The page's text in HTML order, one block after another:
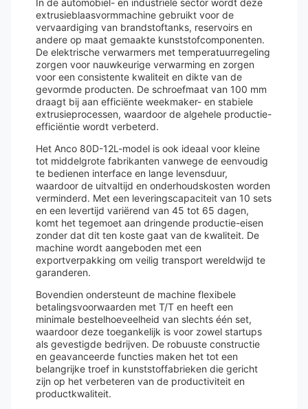
In de automobiel- en industriële sector wordt deze
extrusieblaasvormmachine gebruikt voor de
vervaardiging van brandstoftanks, reservoirs en
andere op maat gemaakte kunststofcomponenten.
De elektrische verwarmers met temperatuurregeling
zorgen voor nauwkeurige verwarming en zorgen
voor een consistente kwaliteit en dikte van de
gevormde producten. De schroefmaat van 100 mm
draagt ​​bij aan efficiënte weekmaker- en stabiele
extrusieprocessen, waardoor de algehele productie-
efficiëntie wordt verbeterd.
Het Anco 80D-12L-model is ook ideaal voor kleine
tot middelgrote fabrikanten vanwege de eenvoudig
te bedienen interface en lange levensduur,
waardoor de uitvaltijd en onderhoudskosten worden
verminderd. Met een leveringscapaciteit van 10 sets
en een levertijd variërend van 45 tot 65 dagen,
komt het tegemoet aan dringende productie-eisen
zonder dat dit ten koste gaat van de kwaliteit. De
machine wordt aangeboden met een
exportverpakking om veilig transport wereldwijd te
garanderen.
Bovendien ondersteunt de machine flexibele
betalingsvoorwaarden met T/T en heeft een
minimale bestelhoeveelheid van slechts één set,
waardoor deze toegankelijk is voor zowel startups
als gevestigde bedrijven. De robuuste constructie
en geavanceerde functies maken het tot een
belangrijke troef in kunststoffabrieken die gericht
zijn op het verbeteren van de productiviteit en
productkwaliteit.